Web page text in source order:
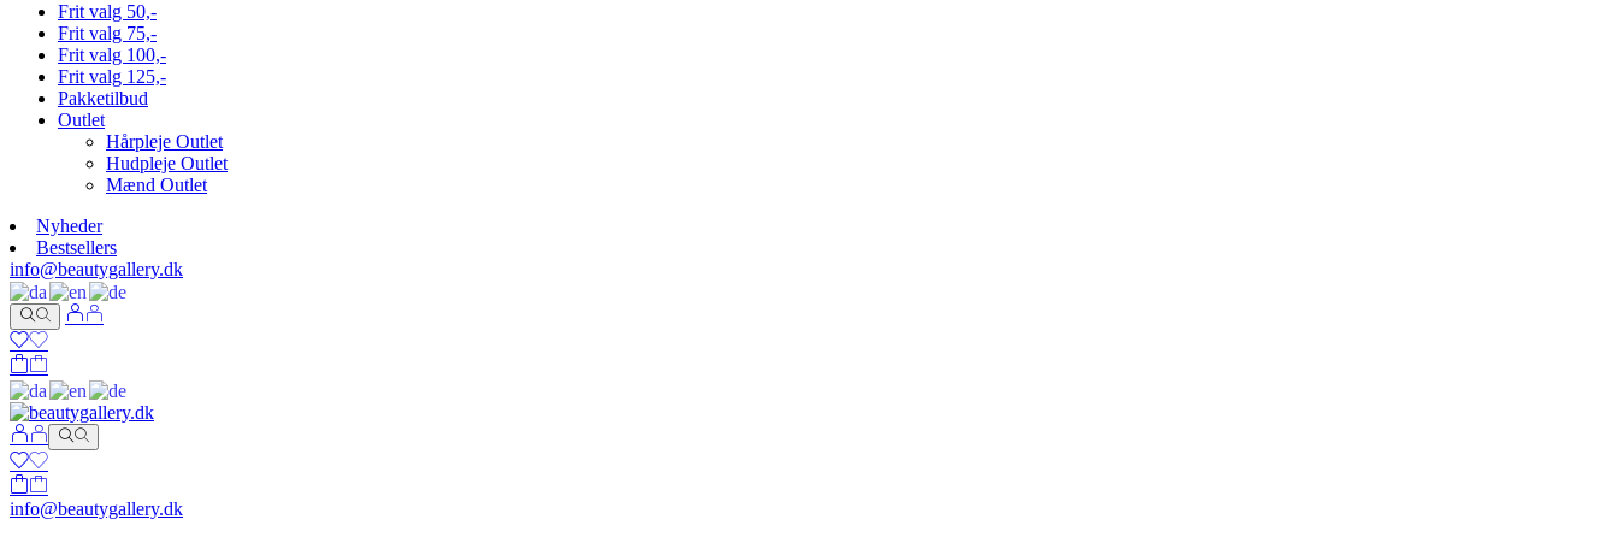
Frit valg 50,-
Frit valg 75,-
Frit valg 100,-
Frit valg 125,-
Pakketilbud
Outlet
Hårpleje Outlet
Hudpleje Outlet
Mænd Outlet
Nyheder
Bestsellers
info@beautygallery.dk
info@beautygallery.dk